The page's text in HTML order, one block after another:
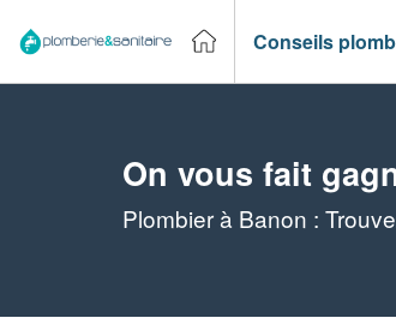
Conseils
On vous fait
Plombier à Banon :